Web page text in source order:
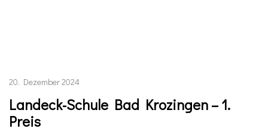
20. Dezember 2024
Landeck-Schule Bad Krozingen – 1.
Preis